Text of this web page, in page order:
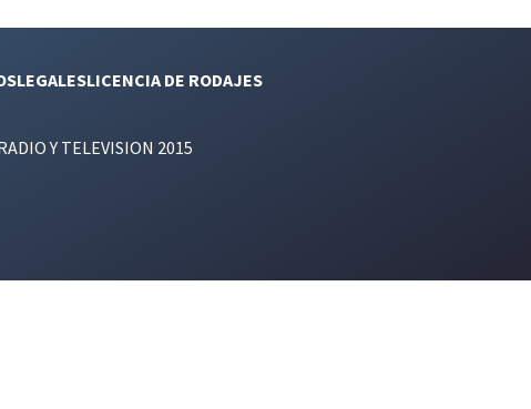
LEGALESLICENCIA DE RODAJES
Y TELEVISION 2015